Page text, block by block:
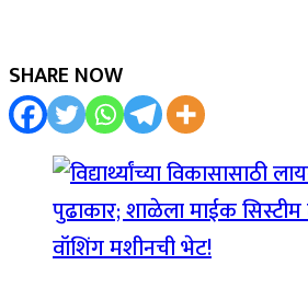
SHARE NOW